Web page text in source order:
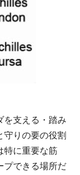
を支える・踏み
りの要の役割
特に重要な筋
プできる場所だ